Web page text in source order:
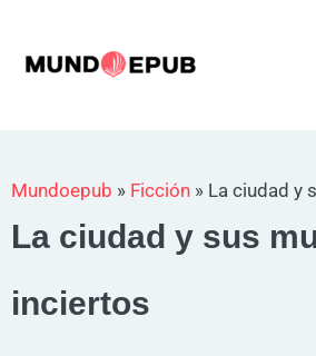
contenido
Mundoepub » Ficción » La ciudad y
La ciudad y sus
inciertos